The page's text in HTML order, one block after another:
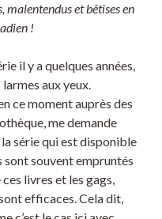
malentendus et bêtises en
!
il y a quelques années,
larmes aux yeux.
ce moment auprès des
me demande
la série qui est disponible
sont souvent empruntés
livres et les gags,
efficaces. Cela dit,